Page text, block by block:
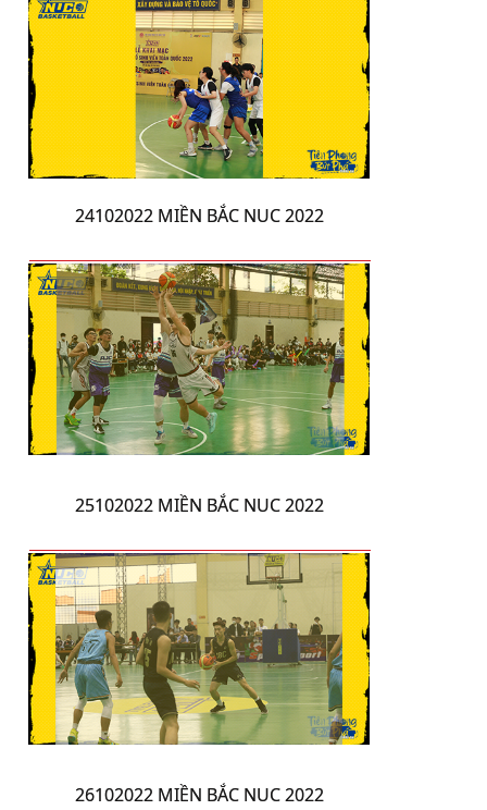
24102022 MIỀN BẮC NUC 2022
25102022 MIỀN BẮC NUC 2022
26102022 MIỀN BẮC NUC 2022